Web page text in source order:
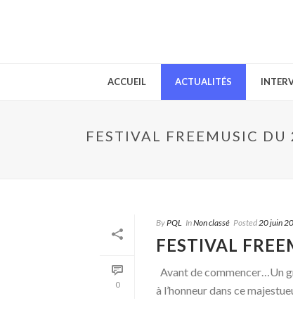
ACCUEIL ACTUALITÉS
FESTIVAL FREEMUSIC
0
ByPQL InNon classé Posted20 juin
FESTIVAL
Avant de commencer…Un
à l’honneur dans ce